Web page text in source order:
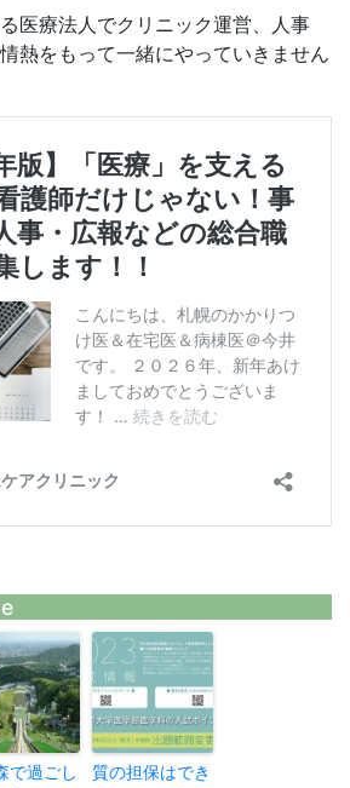
医療法人でクリニック運営、人事
熱をもって一緒にやっていきません
で過ごし
質の担保はでき